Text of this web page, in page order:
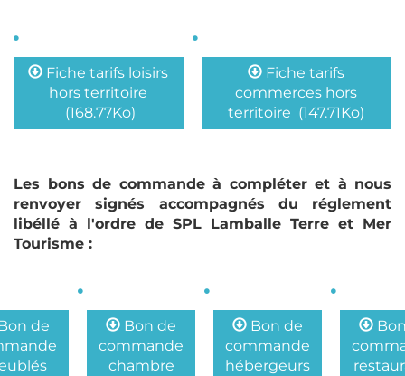
Fiche tarifs loisirs
hors territoire
(168.77Ko)
Fiche tarifs
commerces hors
territoire (147.71Ko)
Les bons de commande à compléter et à nous
renvoyer signés accompagnés du réglement
libéllé à l'ordre de SPL Lamballe Terre et Mer
Tourisme :
de
Bon de
commande
chambre
Bon de
commande
hébergeurs